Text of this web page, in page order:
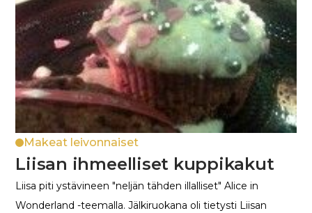
Makeat leivonnaiset
Liisan ihmeelliset kuppikakut
Liisa piti ystävineen "neljän tähden illalliset" Alice in
Wonderland -teemalla. Jälkiruokana oli tietysti Liisan